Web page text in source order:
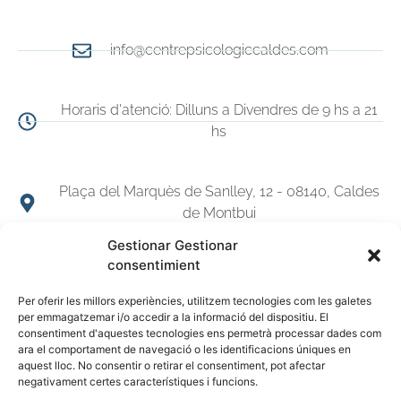
Gestionar Gestionar
consentimient
Per oferir les millors experiències, utilitzem tecnologies com les galetes
per emmagatzemar i/o accedir a la informació del dispositiu. El
consentiment d'aquestes tecnologies ens permetrà processar dades com
ara el comportament de navegació o les identificacions úniques en
aquest lloc. No consentir o retirar el consentiment, pot afectar
negativament certes característiques i funcions.
info@centrepsicologiccaldes.com
Horaris d'atenció: Dilluns a Divendres de 9 hs a 21
hs
Plaça del Marquès de Sanlley, 12 - 08140, Caldes
de Montbui
© 2026 CENTRE PSICOLÓGIC CALDES